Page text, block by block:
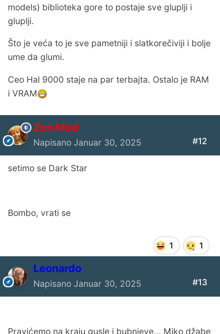
models) biblioteka gore to postaje sve gluplji i
gluplji.
Što je veća to je sve pametniji i slatkorečiviji i bolje
ume da glumi.
Ceo Hal 9000 staje na par terbajta. Ostalo je RAM
i VRAM
Zen Mod
Napisano Januar 30, 2025 #12
setimo se Dark Star
Bombo, vrati se
1 1
Leonardo
Napisano Januar 30, 2025 #13
Pravićemo na kraju gusle i bubnjeve... Miko džabe